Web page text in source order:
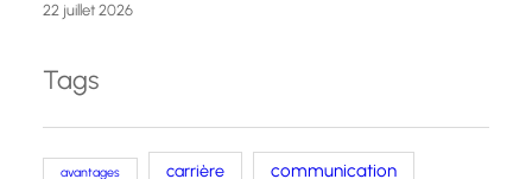
22 juillet 2026
Tags
avantages carrière communication